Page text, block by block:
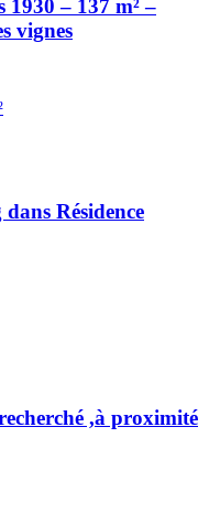
1930 – 137 m² –
vignes
Résidence
,à proximité